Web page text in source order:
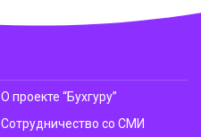
О проекте “Бухгуру”
Сотрудничество со СМИ